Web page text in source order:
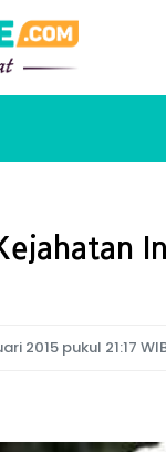
2015 pukul 21:17